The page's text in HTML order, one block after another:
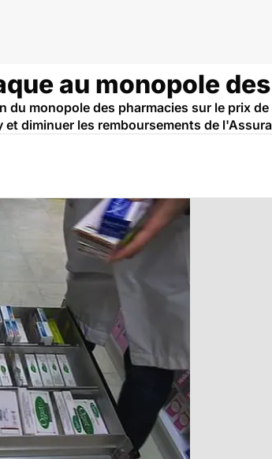
au monopole
du monopole des pharmacies sur le prix
diminuer les remboursements de